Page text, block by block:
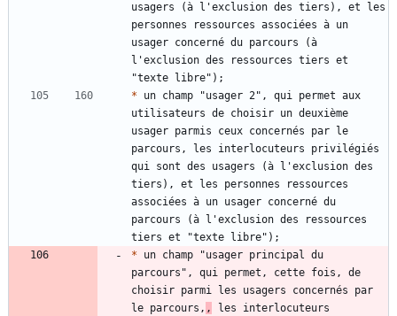
usagers (à l'exclusion des tiers), et les
personnes ressources associées à un
usager concerné du parcours (à
l'exclusion des ressources tiers et
* un champ "usager 2", qui permet aux
utilisateurs de choisir un deuxième
usager parmis ceux concernés par le
parcours, les interlocuteurs privilégiés
qui sont des usagers (à l'exclusion des
tiers), et les personnes ressources
associées à un usager concerné du
parcours (à l'exclusion des ressources
* un champ "usager principal du
parcours", qui permet, cette fois, de
choisir parmi les usagers concernés par
le parcours, ,
les interlocuteurs